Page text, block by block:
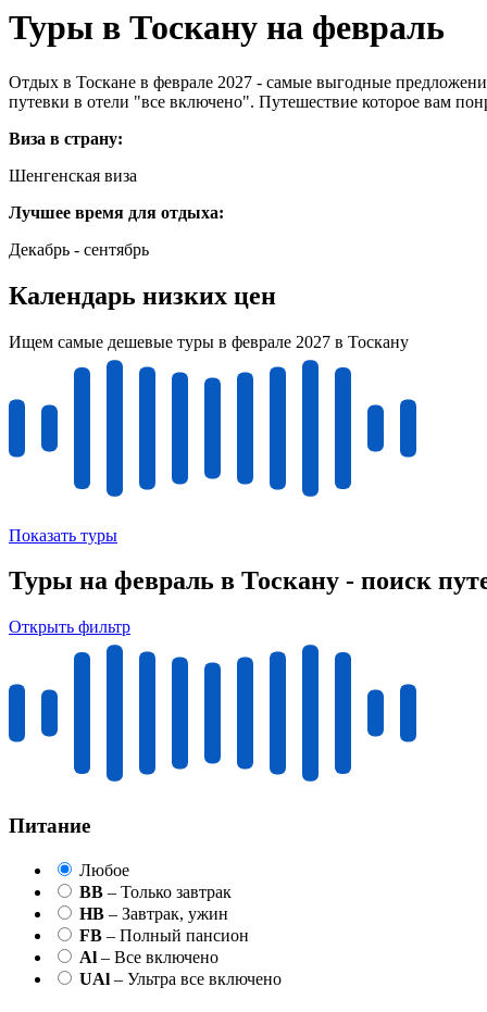
Туры в Тоскану на февраль
Отдых в Тоскане в феврале 2027 - самые выгодные
путевки в отели "все включено". Путешествие которое вам
Виза в страну:
Шенгенская виза
Лучшее время для отдыха:
Декабрь - сентябрь
Календарь низких цен
Ищем самые дешевые туры в феврале 2027 в Тоскану
Показать туры
Туры на февраль в Тоскану - поиск
Открыть фильтр
Питание
Любое
BB – Только завтрак
HB – Завтрак, ужин
FB – Полный пансион
Al – Все включено
UAl – Ультра все включено